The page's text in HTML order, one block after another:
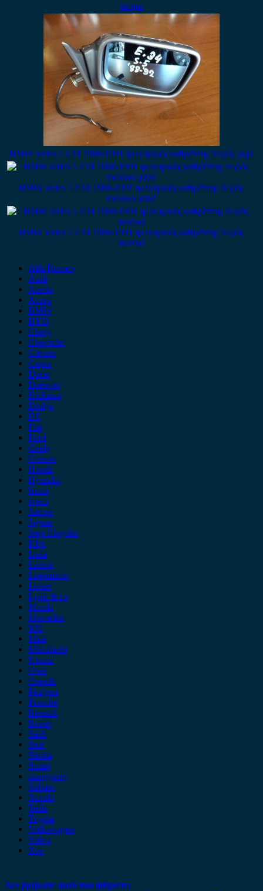
ασημί
BMW series 5 E34 1988-1991 ηλεκτρικός καθρέπτης δεξιός γκρί
BMW series 5 E34 1988-1991 ηλεκτρικός καθρέπτης δεξιός
σκούρο μπλέ
BMW series 5 E34 1988-1991 ηλεκτρικός καθρέπτης δεξιός
ποντικί
Alfa Romeo
Audi
Austin
Acura
BMW
BYD
Chery
Chevrolet
Citroen
Cupra
Dacia
Daewoo
Daihatsu
Dodge
DS
Fiat
Ford
Geely
Gonow
Honda
Hyundai
Isuzu
iveco
Jaecoo
Jaguar
Jeep Chrysler
KIA
Lada
Lancia
Leapmotor
Lexus
Lynk & co
Mazda
Mercedes
MG
Mini
Mitsubishi
Nissan
Opel
Omoda
Peugeot
Porsche
Renault
Rover
Saab
Seat
Skoda
Smart
ssangyong
Subaru
Suzuki
Tesla
Toyota
Volkswagen
Volvo
Xev
Δεν βρήκατε αυτό που ψάχνετε;